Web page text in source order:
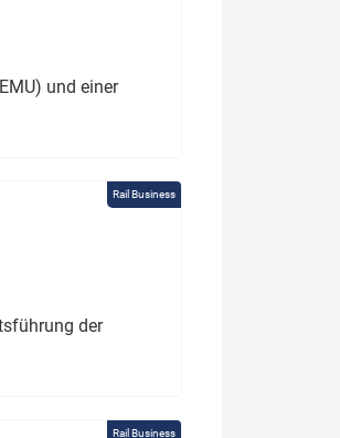
und einer
Rail Business
der
Rail Business